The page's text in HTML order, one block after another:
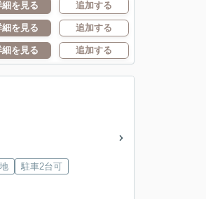
細を見る 追加する
細を見る 追加する
細を見る 追加する
駐車2台可